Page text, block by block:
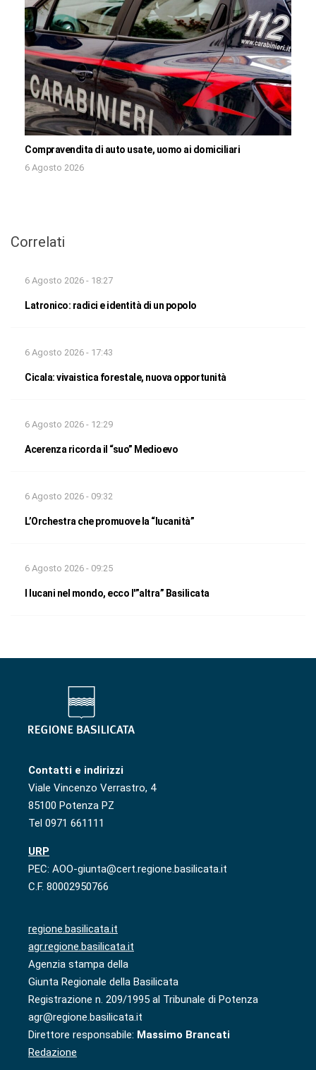
Compravendita di auto usate, uomo ai domiciliari
6 Agosto 2026
Correlati
6 Agosto 2026 - 18:27
Latronico: radici e identità di un popolo
6 Agosto 2026 - 17:43
Cicala: vivaistica forestale, nuova opportunità
6 Agosto 2026 - 12:29
Acerenza ricorda il “suo” Medioevo
6 Agosto 2026 - 09:32
L’Orchestra che promuove la “lucanità”
6 Agosto 2026 - 09:25
I lucani nel mondo, ecco l'”altra” Basilicata
Contatti e indirizzi
Viale Vincenzo Verrastro, 4
85100 Potenza PZ
Tel 0971 661111
URP
PEC: AOO-giunta@cert.regione.basilicata.it
C.F. 80002950766
regione.basilicata.it
agr.regione.basilicata.it
Agenzia stampa della
Giunta Regionale della Basilicata
Registrazione n. 209/1995 al Tribunale di Potenza
agr@regione.basilicata.it
Direttore responsabile: Massimo Brancati
Redazione